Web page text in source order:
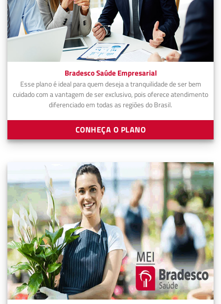
Bradesco Saúde Empresarial
Esse plano é ideal para quem deseja a tranquilidade de ser bem
cuidado com a vantagem de ser exclusivo, pois oferece atendimento
diferenciado em todas as regiões do Brasil.
CONHEÇA O PLANO